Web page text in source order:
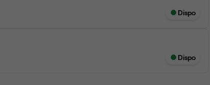
Dispo
Dispo